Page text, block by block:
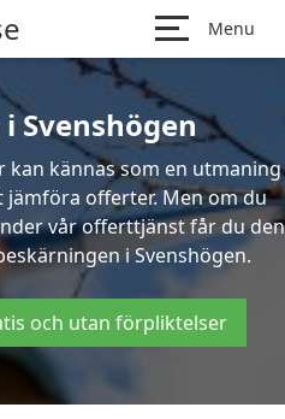
Menu
Svenshögen
kännas som en utmaning
offerter. Men om du
vår offerttjänst får du den
i Svenshögen.
och utan förpliktelser